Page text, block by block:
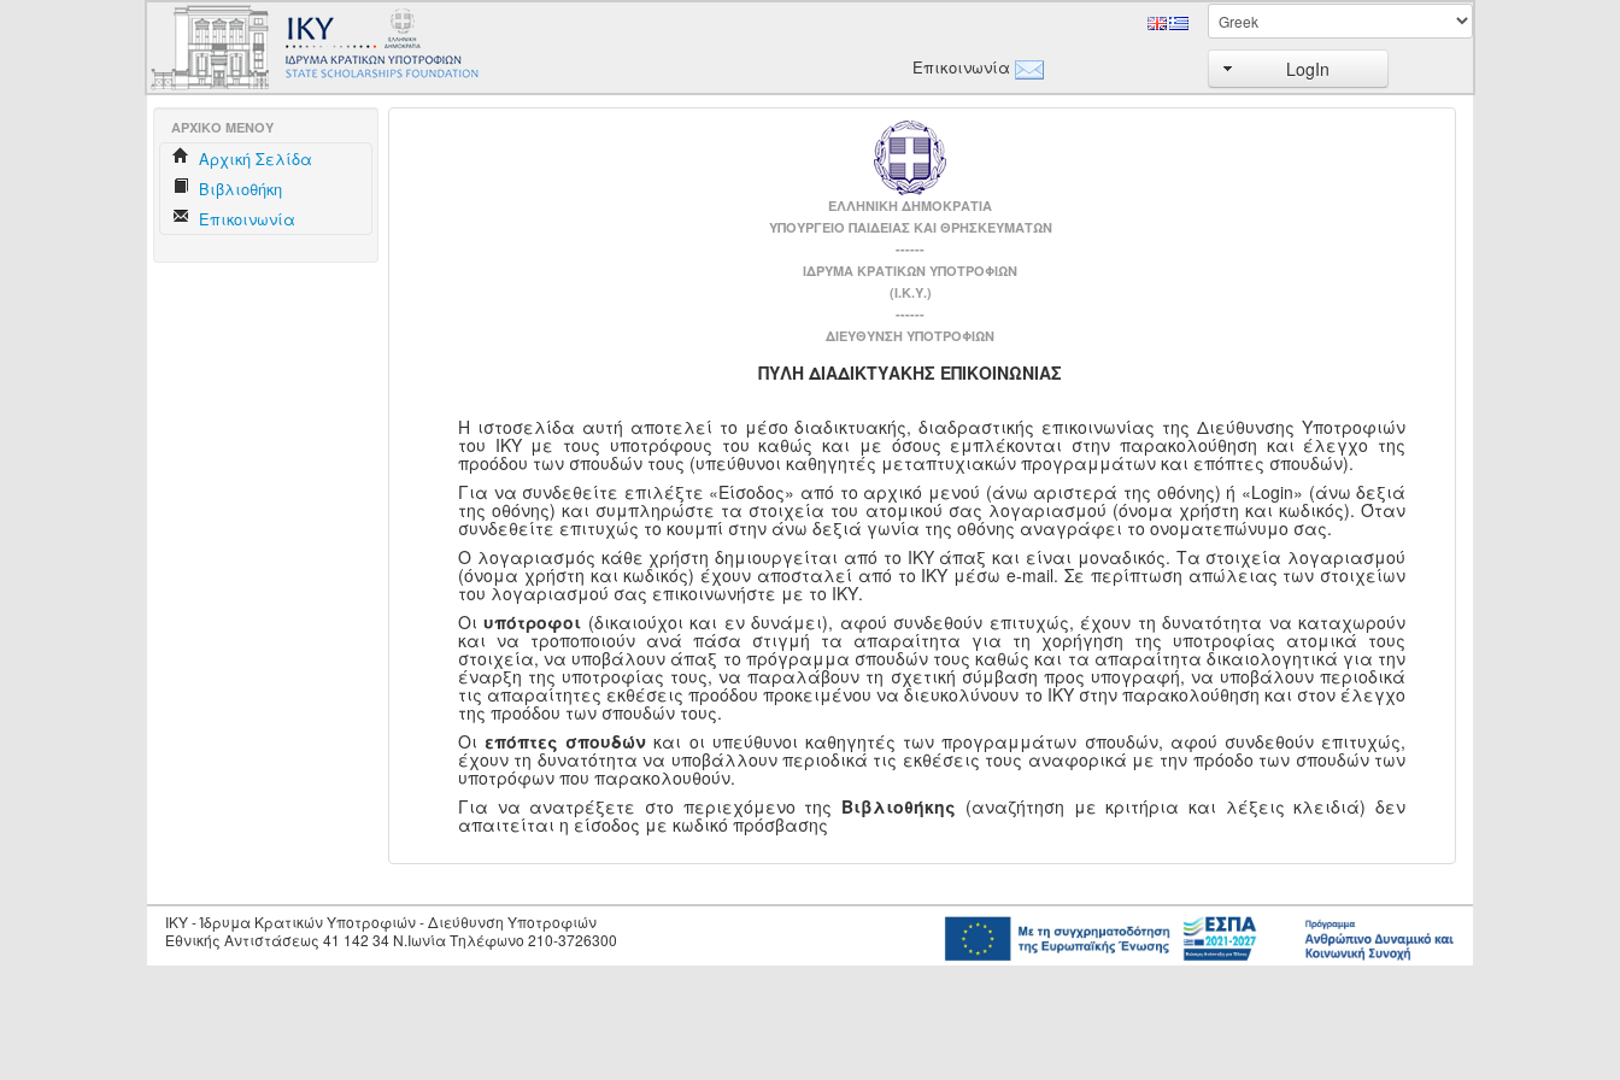
LogIn
Επικοινωνία
AΡΧΙΚΟ ΜΕΝΟΥ
Aρχική Σελίδα
Βιβλιοθήκη
Επικοινωνία
ΕΛΛΗΝΙΚΗ ΔΗΜΟΚΡΑΤΙΑ
ΥΠΟΥΡΓΕΙΟ ΠΑΙΔΕΙΑΣ ΚΑΙ ΘΡΗΣΚΕΥΜΑΤΩΝ
------
ΙΔΡΥΜΑ ΚΡΑΤΙΚΩΝ ΥΠΟΤΡΟΦΙΩΝ
(Ι.Κ.Υ.)
------
ΔΙΕΥΘΥΝΣΗ ΥΠΟΤΡΟΦΙΩΝ
ΠΥΛΗ ΔΙΑΔΙΚΤΥΑΚΗΣ ΕΠΙΚΟΙΝΩΝΙΑΣ
Η ιστοσελίδα αυτή αποτελεί το μέσο διαδικτυακής, διαδραστικής επικοινωνίας της Διεύθυνσης Υποτροφιών
του ΙΚΥ με τους υποτρόφους του καθώς και με όσους εμπλέκονται στην παρακολούθηση και έλεγχο της
προόδου των σπουδών τους (υπεύθυνοι καθηγητές μεταπτυχιακών προγραμμάτων και επόπτες σπουδών).
Για να συνδεθείτε επιλέξτε «Είσοδος» από το αρχικό μενού (άνω αριστερά της οθόνης) ή «Login» (άνω δεξιά
της οθόνης) και συμπληρώστε τα στοιχεία του ατομικού σας λογαριασμού (όνομα χρήστη και κωδικός). Όταν
συνδεθείτε επιτυχώς το κουμπί στην άνω δεξιά γωνία της οθόνης αναγράφει το ονοματεπώνυμο σας.
Ο λογαριασμός κάθε χρήστη δημιουργείται από το ΙΚΥ άπαξ και είναι μοναδικός. Τα στοιχεία λογαριασμού
(όνομα χρήστη και κωδικός) έχουν αποσταλεί από το ΙΚΥ μέσω e-mail. Σε περίπτωση απώλειας των στοιχείων
του λογαριασμού σας επικοινωνήστε με το ΙΚΥ.
Οιυπότροφοι (δικαιούχοι και εν δυνάμει), αφού συνδεθούν επιτυχώς, έχουν τη δυνατότητα να καταχωρούν
και να τροποποιούν ανά πάσα στιγμή τα απαραίτητα για τη χορήγηση της υποτροφίας ατομικά τους
στοιχεία, να υποβάλουν άπαξ το πρόγραμμα σπουδών τους καθώς και τα απαραίτητα δικαιολογητικά για την
έναρξη της υποτροφίας τους, να παραλάβουν τη σχετική σύμβαση προς υπογραφή, να υποβάλουν περιοδικά
τις απαραίτητες εκθέσεις προόδου προκειμένου να διευκολύνουν το ΙΚΥ στην παρακολούθηση και στον έλεγχο
της προόδου των σπουδών τους.
Οι επόπτες σπουδών και οι υπεύθυνοι καθηγητές των προγραμμάτων σπουδών, αφού συνδεθούν επιτυχώς,
έχουν τη δυνατότητα να υποβάλλουν περιοδικά τις εκθέσεις τους αναφορικά με την πρόοδο των σπουδών των
υποτρόφων που παρακολουθούν.
Για να ανατρέξετε στο περιεχόμενο της Βιβλιοθήκης (αναζήτηση με κριτήρια και λέξεις κλειδιά) δεν
απαιτείται η είσοδος με κωδικό πρόσβασης
IKY - Ίδρυμα Κρατικών Υποτροφιών - Διεύθυνση Υποτροφιών
Εθνικής Αντιστάσεως 41 142 34 Ν.Ιωνία Τηλέφωνο 210-3726300